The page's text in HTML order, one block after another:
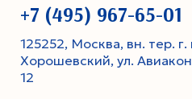
+7 (495) 967-65-01
125252, Москва, вн. тер.
Хорошевский, ул.
12